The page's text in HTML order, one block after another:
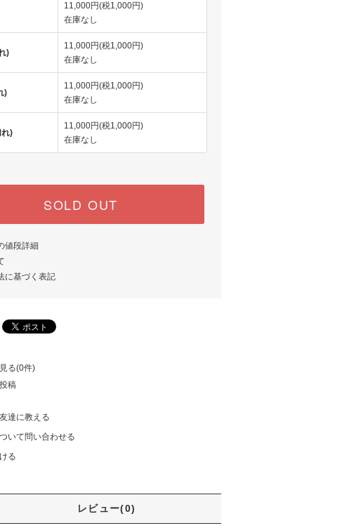
11,000円(税1,000円)
在庫なし
)
11,000円(税1,000円)
在庫なし
)
11,000円(税1,000円)
在庫なし
)
11,000円(税1,000円)
在庫なし
SOLD OUT
値段詳細
に基づく表記
る(0件)
稿
達に教える
いて問い合わせる
る
レビュー(0)